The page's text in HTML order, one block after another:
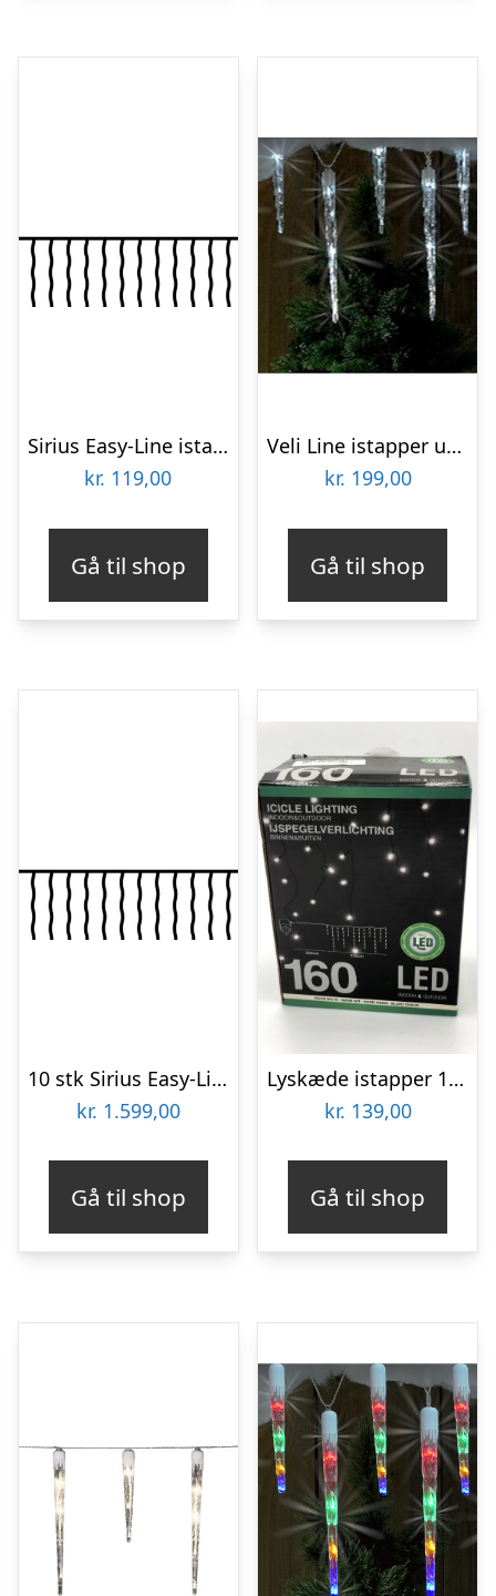
Sirius Easy-Line istapper udendørs lyskæde, 200 varm hvide lys, 4,5 meter
kr. 119,00
Gå til shop
Veli Line istapper udendørs lyskæde, hvidt lys
kr. 199,00
Gå til shop
10 stk Sirius Easy-Line istapper udendørs lyskæde, 400 varm hvide lys, 9 meter
kr. 1.599,00
Gå til shop
Lyskæde istapper 160 LED
kr. 139,00
Gå til shop